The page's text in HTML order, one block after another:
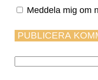
Meddela mig om